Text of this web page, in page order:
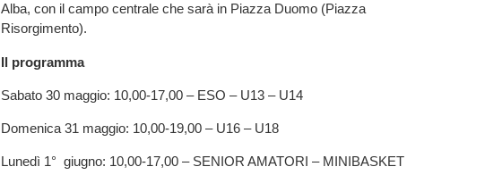
Alba, con il campo centrale che sarà in Piazza Duomo (Piazza
Risorgimento).
Il programma
Sabato 30 maggio: 10,00-17,00 – ESO – U13 – U14
Domenica 31 maggio: 10,00-19,00 – U16 – U18
Lunedì 1° giugno: 10,00-17,00 – SENIOR AMATORI – MINIBASKET